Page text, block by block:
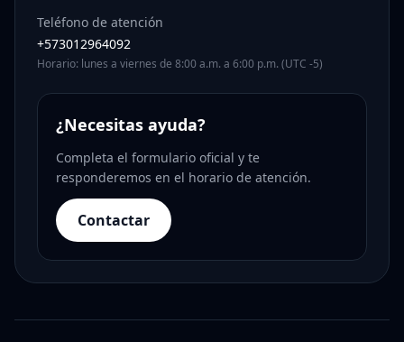
Teléfono de atención
+573012964092
Horario: lunes a viernes de 8:00 a.m. a 6:00 p.m. (UTC -5)
¿Necesitas ayuda?
Completa el formulario oficial y te
responderemos en el horario de atención.
Contactar